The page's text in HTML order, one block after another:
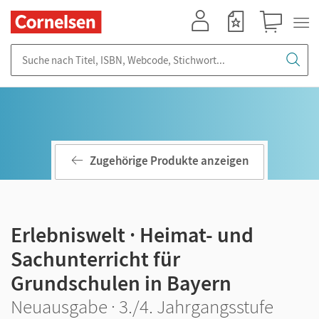
Zugehörige Produkte anzeigen
Erlebniswelt · Heimat- und
Sachunterricht für
Grundschulen in Bayern
Neuausgabe · 3./4. Jahrgangsstufe